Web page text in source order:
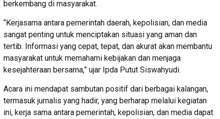
berkembang di masyarakat.
“Kerjasama antara pemerintah daerah, kepolisian, dan media
sangat penting untuk menciptakan situasi yang aman dan
tertib. Informasi yang cepat, tepat, dan akurat akan membantu
masyarakat untuk memahami kebijakan dan menjaga
kesejahteraan bersama,” ujar Ipda Putut Siswahyudi.
Acara ini mendapat sambutan positif dari berbagai kalangan,
termasuk jurnalis yang hadir, yang berharap melalui kegiatan
ini, kerja sama antara pemerintah, kepolisian, dan media dapat